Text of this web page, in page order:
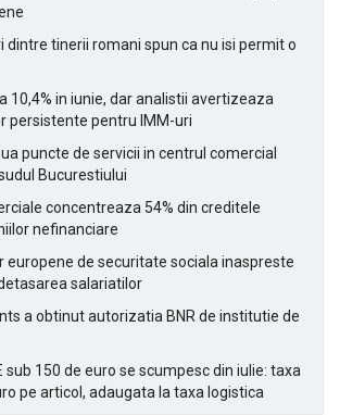
dintre tinerii romani spun ca nu isi permit o
10,4% in iunie, dar analistii avertizeaza
persistente pentru IMM-uri
puncte de servicii in centrul comercial
Bucurestiului
concentreaza 54% din creditele
nefinanciare
europene de securitate sociala inaspreste
salariatilor
a obtinut autorizatia BNR de institutie de
sub 150 de euro se scumpesc din iulie: taxa
pe articol, adaugata la taxa logistica